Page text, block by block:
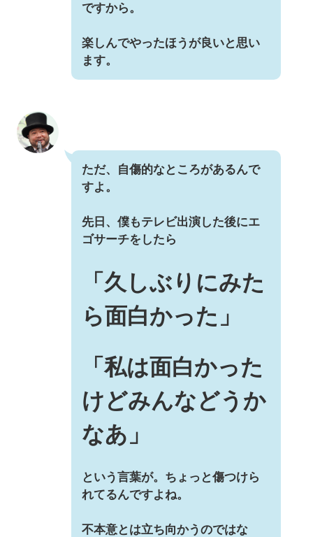
ですから。
楽しんでやったほうが良いと思い
ます。
ただ、自傷的なところがあるんで
すよ。
先日、僕もテレビ出演した後にエ
ゴサーチをしたら
「久しぶりにみた
ら面白かった」
「私は面白かった
けどみんなどうか
なあ」
という言葉が。ちょっと傷つけら
れてるんですよね。
不本意とは立ち向かうのではな